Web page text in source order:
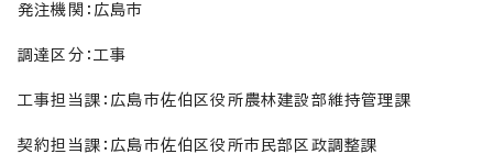
発注機関：広島市
調達区分：工事
工事担当課：広島市佐伯区役所農林建設部維持管理課
契約担当課：広島市佐伯区役所市民部区政調整課